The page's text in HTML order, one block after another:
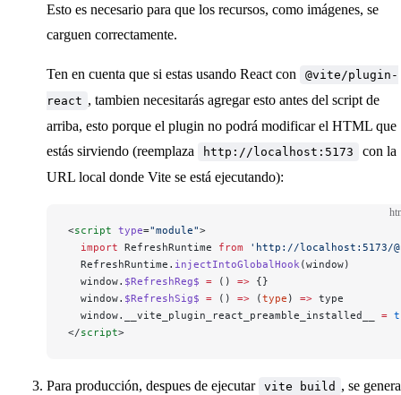
Esto es necesario para que los recursos, como imágenes, se
carguen correctamente.
Ten en cuenta que si estas usando React con
@vite/plugin-
react , tambien necesitarás agregar esto antes del script de
arriba, esto porque el plugin no podrá modificar el HTML que
estás sirviendo (reemplaza
http://localhost:5173
con la
URL local donde Vite se está ejecutando):
<script type="module">
  import
RefreshRuntime from 'http://localhost:5173/
  RefreshRuntime.
injectIntoGlobalHook(window)
  window.
$RefreshReg$ = () => {}
  window.
$RefreshSig$ = () => (type ) => type
  window.__vite_plugin_react_preamble_installed__
=
</script>
Para producción, despues de ejecutar vite build , se